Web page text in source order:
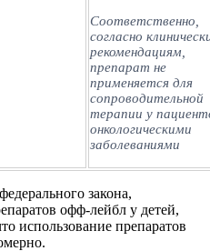
Соответственно,
согласно
рекомендациям,
препарат не
применяется для
сопроводительной
терапии у
онкологическими
заболеваниями
закона,
офф-лейбл у детей,
использование препаратов